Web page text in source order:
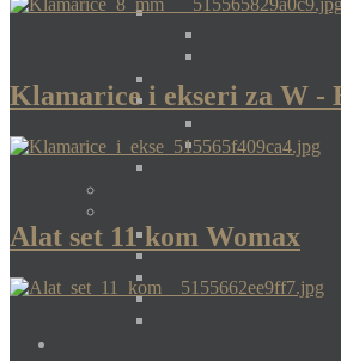
Klamarice i ekseri za W -
Alat set 11 kom Womax